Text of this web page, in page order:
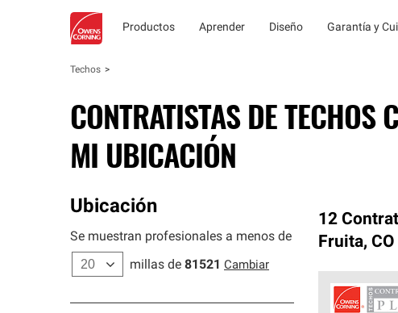
Productos Aprender Diseño Garantía y
Techos
CONTRATISTAS DE TECHOS
MI UBICACIÓN
Ubicación
Se muestran profesionales a menos de
millas de 81521 Cambiar
12
Fruita, CO